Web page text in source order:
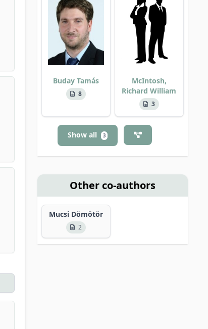
Buday Tamás
8
McIntosh,
Richard William
3
Show all 3
Other co-authors
Mucsi Dömötör
2